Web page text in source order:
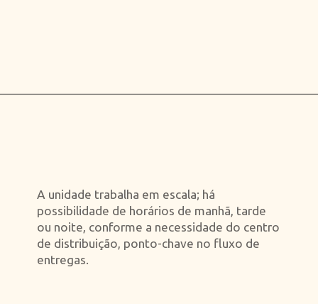
A unidade trabalha em escala; há
possibilidade de horários de manhã, tarde
ou noite, conforme a necessidade do centro
de distribuição, ponto-chave no fluxo de
entregas.